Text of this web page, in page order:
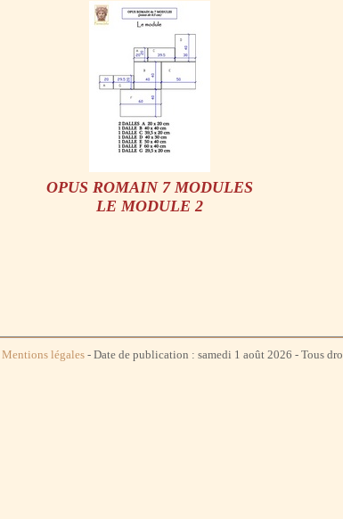
OPUS ROMAIN 7 MODULES
LE MODULE 2
Mentions légales - Date de publication : samedi 1 août 2026 - Tous